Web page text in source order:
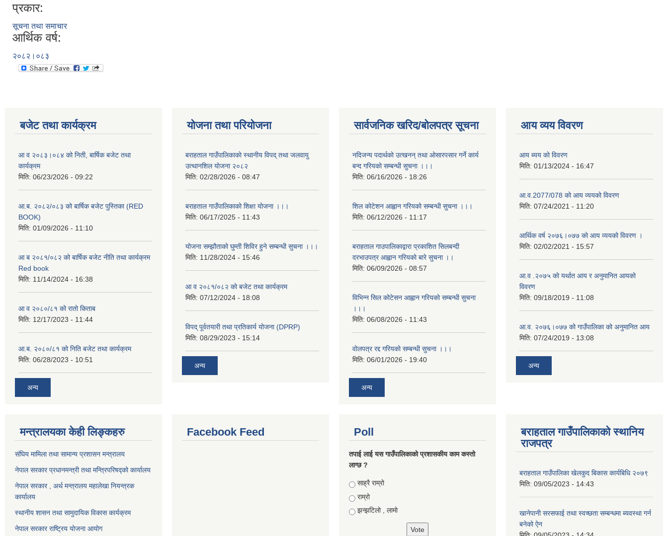
प्रकार:
सूचना तथा समाचार
आर्थिक वर्ष:
२०८२।०८३
बजेट तथा कार्यक्रम
आ व २०८३।०८४ को निती, बार्षिक बजेट तथा
कार्यक्रम
मिति: 06/23/2026 - 09:22
आ.ब. २०८२/०८३ को बार्षिक बजेट पुस्तिका (RED
BOOK)
मिति: 01/09/2026 - 11:10
आ ब २०८१/०८२ को बार्षिक बजेट नीति तथा कार्यक्रम
Red book
मिति: 11/14/2024 - 16:38
आ व २०८०/८१ को रातो किताब
मिति: 12/17/2023 - 11:44
आ.ब. २०८०/८१ को निति बजेट तथा कार्यक्रम
मिति: 06/28/2023 - 10:51
अन्य
योजना तथा परियोजना
बराहताल गाउँपालिकाकाे स्थानीय विपद् तथा जलवायु
उत्थानशिल याेजना २०८२
मिति: 02/28/2026 - 08:47
बराहताल गाउँपालिकाको शिक्षा योजना ।।।
मिति: 06/17/2025 - 11:43
योजना सम्झौताको घुम्ती शिविर हुने सम्बन्धी सुचना ।।।
मिति: 11/28/2024 - 15:46
आ व २०८१/०८२ को बजेट तथा कार्यक्रम
मिति: 07/12/2024 - 18:08
विपद् पूर्वतयारी तथा प्रतिकार्य योजना (DPRP)
मिति: 08/29/2023 - 15:14
अन्य
सार्वजनिक खरिद/बोलपत्र सूचना
नदिजन्य पदार्थको उत्खनन् तथा ओसारपसार गर्ने कार्य
बन्द गरियको सम्बन्धी सुचना ।।।
मिति: 06/16/2026 - 18:26
शिल कोटेशन आह्वान गरियको सम्बन्धी सुचना ।।।
मिति: 06/12/2026 - 11:17
बराहताल गाउपालिकाद्वारा प्रकाशित सिलबन्दी
दरभाउपत्र आह्वान गरियको बारे सुचना ।।
मिति: 06/09/2026 - 08:57
विभिन्न सिल कोटेसन आह्वान गरियको सम्बन्धी सुचना
।।।
मिति: 06/08/2026 - 11:43
वोलपत्र रद्द गरियको सम्बन्धी सुचना ।।।
मिति: 06/01/2026 - 19:40
अन्य
आय व्यय विवरण
आय ब्यय को विवरण
मिति: 01/13/2024 - 16:47
आ.व.2077/078 को आय व्ययको विवरण
मिति: 07/24/2021 - 11:20
आर्थिक वर्ष २०७६।०७७ को आय व्ययको विवरण ।
मिति: 02/02/2021 - 15:57
आ.व .२०७५ को यर्थात आय र अनुमानित आयको
विवरण
मिति: 09/18/2019 - 11:08
आ.व. २०७६।०७७ को गाउँपालिका को अनुमानित आय
मिति: 07/24/2019 - 13:08
अन्य
मन्त्रालयका केही लिङ्कहरु
संघिय मामिला तथा सामान्य प्रशासन मन्त्रालय
नेपाल सरकार प्रधानमन्त्री तथा मन्त्रिपरिषद्को कार्यालय
नेपाल सरकार , अर्थ मन्त्रालय महालेखा नियन्त्रक
कार्यालय
स्थानीय शासन तथा सामुदायिक विकास कार्यक्रम
नेपाल सरकार राष्ट्रिय योजना आयोग
Facebook Feed Poll
तपाई लाई यस गाउँपालिकाको प्रशासकीय काम कस्तो
लाग्छ ?
Choices
साह्रै राम्रो
राम्रो
झन्झटिलो , लामो
बराहताल गाउँपालिकाको स्थानिय
राजपत्र
बराहताल गाउँपालिका खेलकुद बिकास कार्यबिधि २०७९
मिति: 09/05/2023 - 14:43
खानेपानी सरसफाई तथा स्वच्छता सम्बन्धमा ब्यवस्था गर्न
बनेको ऐन